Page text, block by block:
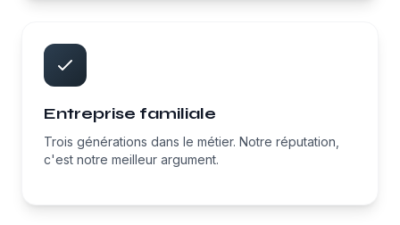
Entreprise familiale
Trois générations dans le métier. Notre réputation,
c'est notre meilleur argument.